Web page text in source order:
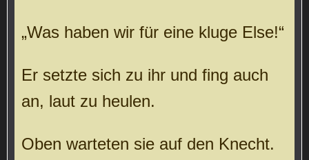
„Was haben wir für eine kluge Else!“
Er setzte sich zu ihr und fing auch
an, laut zu heulen.
Oben warteten sie auf den Knecht.